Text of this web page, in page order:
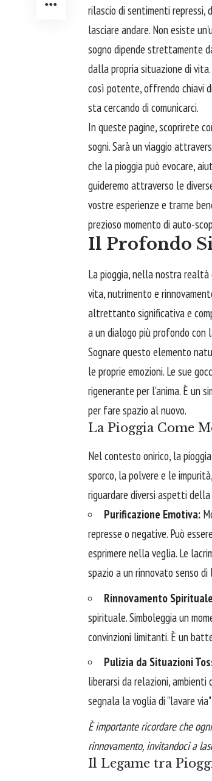
rilascio di sentimenti
lasciare andare. Non esiste
sogno dipende strettamente
dalla propria situazione di
così potente, offrendo chiavi
sta cercando di comunicarci.
In queste pagine, scoprirete
sogni. Sarà un viaggio
che la pioggia può evocare,
guideremo attraverso le
vostre esperienze e trarne
prezioso momento di auto-
Il Profondo
La pioggia, nella nostra
vita, nutrimento e
altrettanto significativa e
a un dialogo più profondo con
Sognare questo elemento
le proprie emozioni. Le sue
rigenerante per l'anima. È un
per fare spazio al nuovo.
La Pioggia Come
Nel contesto onirico, la
sporco, la polvere e le
riguardare diversi aspetti
Purificazione Emotiva:
represse o negative. Può
esprimere nella veglia. Le
spazio a un rinnovato senso di
Rinnovamento
spirituale. Simboleggia un
convinzioni limitanti. È un
Pulizia da Situazioni
liberarsi da relazioni, ambienti
segnala la voglia di "lavare
È importante ricordare che
rinnovamento, invitandoci a
Il Legame tra